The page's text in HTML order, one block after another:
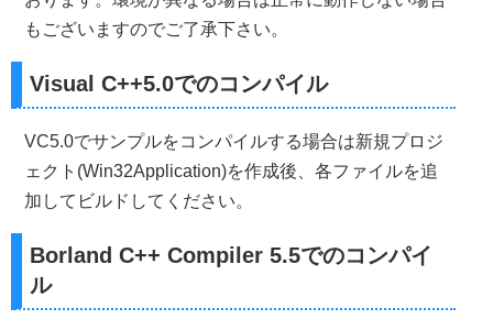
int
Y;
Y = ( GetSystemMetrics(SM_CYSCREEN
if
(Y <0 ) Y =0 ;
}
//------------------------------------------------------
//■関数 CreateMainWindow
//■用途 メインウインドウを作成する
//■引数
//        Height     ...ウインドウの縦幅
//        hInstance  ...インスタンスハンドル
//        nCmdShow   ...ウインドウの表示形態
//        dwstyle    ...ウインドウスタイル
もございますのでご了承下さい。
Visual C++5.0でのコンパイル
VC5.0でサンプルをコンパイルする場合は新規プロジ
ェクト(Win32Application)を作成後、各ファイルを追
加してビルドしてください。
Borland C++ Compiler 5.5でのコンパイ
ル